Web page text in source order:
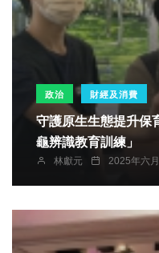
政治 財經及消費
守護原生生態提升保
龜辨識教育訓練」
林獻元 2025年六